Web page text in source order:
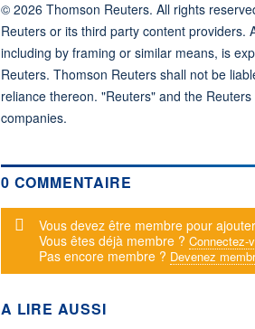
© 2026 Thomson Reuters. All rights
Reuters or its third party content providers.
including by framing or similar means, is
Reuters. Thomson Reuters shall not be
reliance thereon. "Reuters" and the
companies.
0 COMMENTAIRE
Message d'alerte
Vous devez être membre pour
Vous êtes déjà membre ? Connectez-
Pas encore membre ? Devenez
A LIRE AUSSI